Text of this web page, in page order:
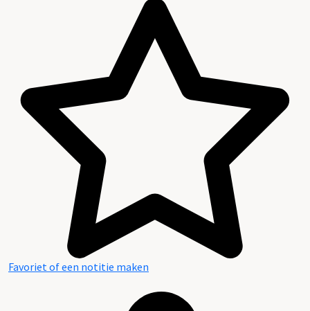
Favoriet of een notitie maken